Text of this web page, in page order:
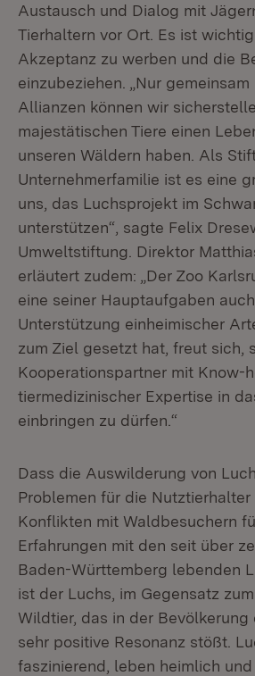
Austausch und Dialog mit
Tierhaltern vor Ort. Es ist
Akzeptanz zu werben und die
einzubeziehen. „Nur
Allianzen können wir
majestätischen Tiere einen
unseren Wäldern haben. Als
Unternehmerfamilie ist es eine
uns, das Luchsprojekt im
unterstützen“, sagte Felix
Umweltstiftung. Direktor
erläutert zudem: „Der Zoo
eine seiner Hauptaufgaben
Unterstützung einheimischer
zum Ziel gesetzt hat, freut sich,
Kooperationspartner mit Know-
tiermedizinischer Expertise in
einbringen zu dürfen.“
Dass die Auswilderung von
Problemen für die Nutztierhalter
Konflikten mit Waldbesuchern
Erfahrungen mit den seit über
Baden-Württemberg lebenden
ist der Luchs, im Gegensatz
Wildtier, das in der
sehr positive Resonanz stößt.
faszinierend, leben heimlich